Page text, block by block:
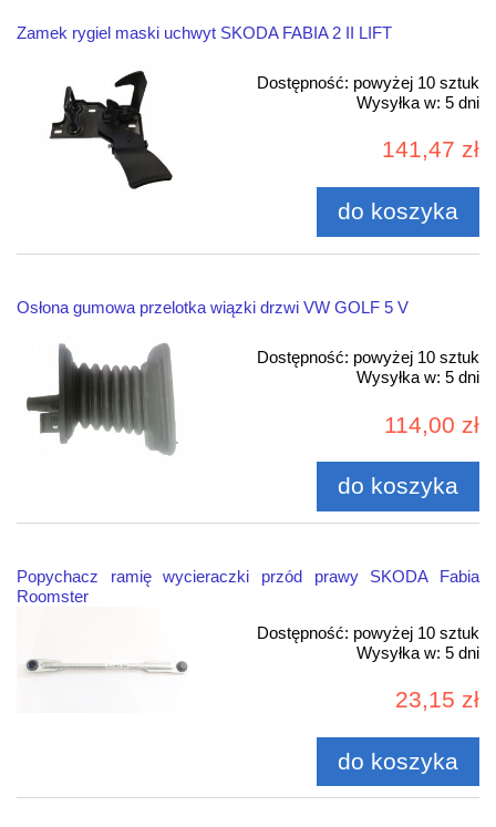
Zamek rygiel maski uchwyt SKODA FABIA 2 II LIFT
Dostępność: powyżej 10 sztuk
Wysyłka w: 5 dni
141,47 zł
do koszyka
Osłona gumowa przelotka wiązki drzwi VW GOLF 5 V
Dostępność: powyżej 10 sztuk
Wysyłka w: 5 dni
114,00 zł
do koszyka
Popychacz ramię wycieraczki przód prawy SKODA Fabia
Roomster
Dostępność: powyżej 10 sztuk
Wysyłka w: 5 dni
23,15 zł
do koszyka